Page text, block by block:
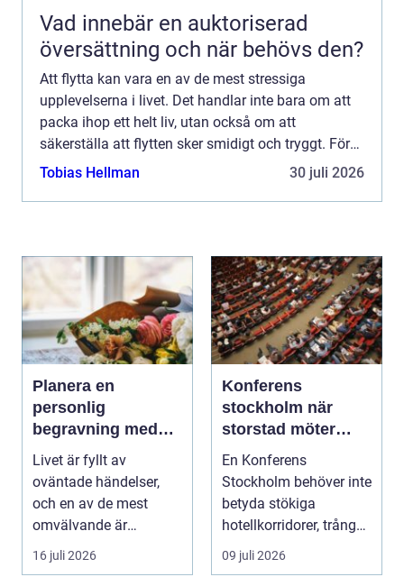
Vad innebär en auktoriserad
översättning och när behövs den?
Att flytta kan vara en av de mest stressiga
upplevelserna i livet. Det handlar inte bara om att
packa ihop ett helt liv, utan också om att
säkerställa att flytten sker smidigt och tryggt. För
dem som befinner sig i Jönkö...
Tobias Hellman 30 juli 2026
Planera en
personlig
begravning med
hjälp av en
begravningsbyrå
Livet är fyllt av
oväntade händelser,
och en av de mest
omvälvande är
n&aum...
16 juli 2026
Konferens
stockholm när
storstad möter
rofylld landsbygd
En Konferens
Stockholm behöver inte
betyda stökiga
hotellkorridorer, trånga
mötesrum och brus
från c...
09 juli 2026